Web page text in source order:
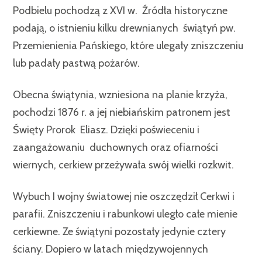
Podbielu pochodzą z XVI w. Źródła historyczne
podają, o istnieniu kilku drewnianych świątyń pw.
Przemienienia Pańskiego, które ulegały zniszczeniu
lub padały pastwą pożarów.
Obecna świątynia, wzniesiona na planie krzyża,
pochodzi 1876 r. a jej niebiańskim patronem jest
Święty Prorok Eliasz. Dzięki poświeceniu i
zaangażowaniu duchownych oraz ofiarności
wiernych, cerkiew przeżywała swój wielki rozkwit.
Wybuch I wojny światowej nie oszczędził Cerkwi i
parafii. Zniszczeniu i rabunkowi uległo całe mienie
cerkiewne. Ze świątyni pozostały jedynie cztery
ściany. Dopiero w latach międzywojennych